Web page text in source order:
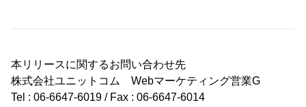
本リリースに関するお問い合わせ先
株式会社ユニットコム Webマーケティング営業G
Tel : 06-6647-6019 / Fax : 06-6647-6014